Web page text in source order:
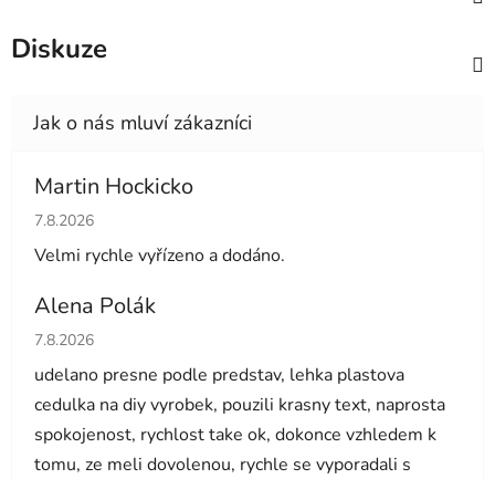
Diskuze
Martin Hockicko
Hodnocení obchodu je 5 z 5 hvězdiček.
7.8.2026
Velmi rychle vyřízeno a dodáno.
Alena Polák
Hodnocení obchodu je 5 z 5 hvězdiček.
7.8.2026
udelano presne podle predstav, lehka plastova
cedulka na diy vyrobek, pouzili krasny text, naprosta
spokojenost, rychlost take ok, dokonce vzhledem k
tomu, ze meli dovolenou, rychle se vyporadali s